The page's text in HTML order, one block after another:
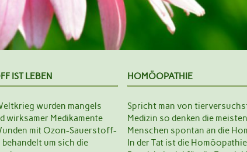
IST LEBEN
wurden mangels
wirksamer Medikamente
mit Ozon-Sauerstoff-
behandelt um sich die
HOMÖOPATHIE
Spricht man von
Medizin so denken die meisten
Menschen spontan an die
In der Tat ist die